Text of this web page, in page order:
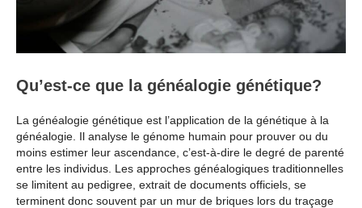
Qu’est-ce que la généalogie génétique?
La généalogie génétique est l’application de la génétique à la
généalogie. Il analyse le génome humain pour prouver ou du
moins estimer leur ascendance, c’est-à-dire le degré de parenté
entre les individus. Les approches généalogiques traditionnelles
se limitent au pedigree, extrait de documents officiels, se
terminent donc souvent par un mur de briques lors du traçage